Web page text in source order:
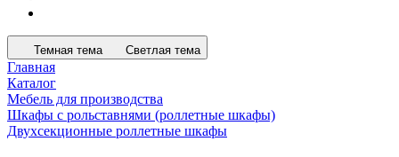
Темная тема Светлая тема
Главная
Каталог
Мебель для производства
Шкафы с рольставнями (роллетные шкафы)
Двухсекционные роллетные шкафы